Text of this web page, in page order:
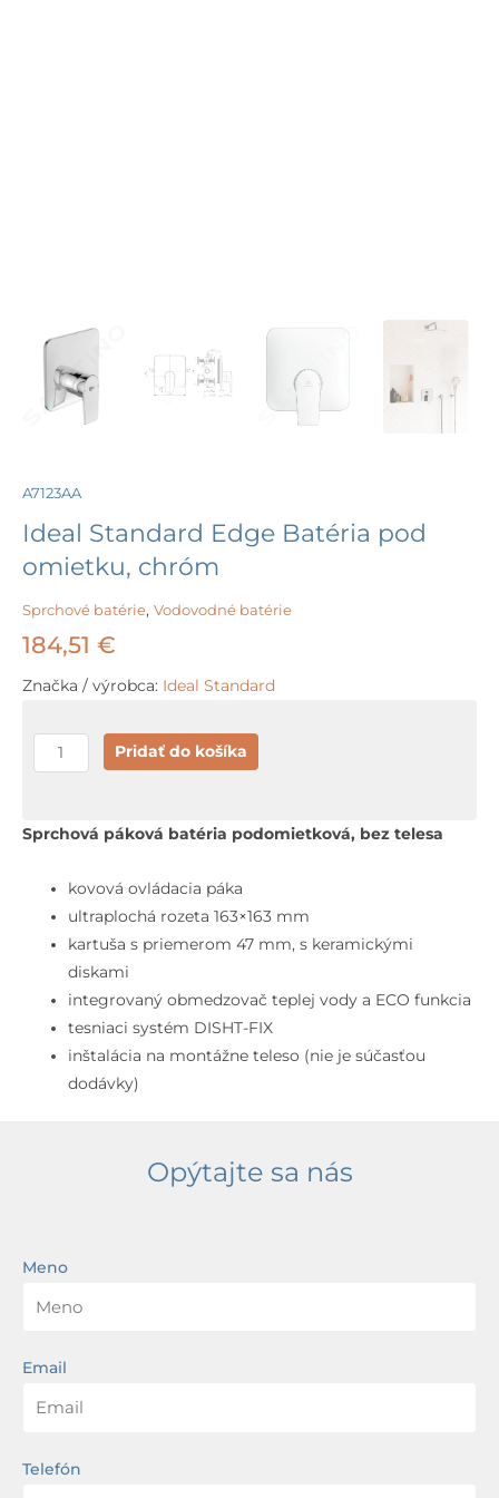
A7123AA
Ideal Standard Edge Batéria pod
omietku, chróm
Sprchové batérie, Vodovodné batérie
184,51 €
Značka / výrobca: Ideal Standard
množstvo
Ideal
Edge
pod
omietku,
chróm
Pridať do košíka
Sprchová páková batéria podomietková, bez telesa
kovová ovládacia páka
ultraplochá rozeta 163×163 mm
kartuša s priemerom 47 mm, s keramickými
diskami
integrovaný obmedzovač teplej vody a ECO funkcia
tesniaci systém DISHT-FIX
inštalácia na montážne teleso (nie je súčasťou
dodávky)
Opýtajte sa nás
Meno
Email
Telefón